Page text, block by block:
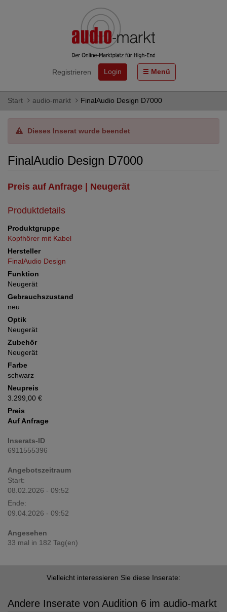
Registrieren Login Menü
Start audio-markt FinalAudio Design D7000
Dieses Inserat wurde beendet
FinalAudio Design D7000
Preis auf Anfrage | Neugerät
Produktdetails
Produktgruppe
Kopfhörer mit Kabel
Hersteller
FinalAudio Design
Funktion
Neugerät
Gebrauchszustand
neu
Optik
Neugerät
Zubehör
Neugerät
Farbe
schwarz
Neupreis
3.299,00 €
Preis
Auf Anfrage
Inserats-ID
6911555396
Angebotszeitraum
Start:
08.02.2026 - 09:52
Ende:
09.04.2026 - 09:52
Angesehen
33 mal in 182 Tag(en)
Vielleicht interessieren Sie diese Inserate:
Andere Inserate von Audition 6 im audio-markt